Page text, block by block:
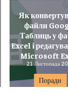
Поради
Як
файли
Таблиць у
Excel і
Microsoft
21 Листопада